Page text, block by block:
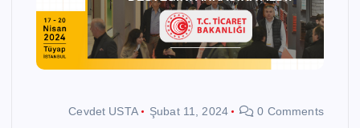
Cevdet USTA Şubat 11, 2024 0 Comments